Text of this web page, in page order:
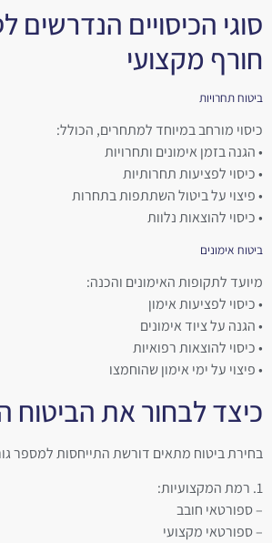
סוגי הכיסויים הנדרשים
חורף מקצועי
ביטוח תחרויות
כיסוי מורחב במיוחד למתחרים, הכולל:
• הגנה בזמן אימונים ותחרויות
• כיסוי לפציעות תחרותיות
• פיצוי על ביטול השתתפות בתחרות
• כיסוי להוצאות נלוות
ביטוח אימונים
מיועד לתקופות האימונים והכנה:
• כיסוי לפציעות אימון
• הגנה על ציוד אימונים
• כיסוי להוצאות רפואיות
• פיצוי על ימי אימון שהוחמצו
כיצד לבחור את הביטוח
בחירת ביטוח מתאים דורשת התייחסות למספר
1. רמת המקצועיות:
– ספורטאי חובב
– ספורטאי מקצועי